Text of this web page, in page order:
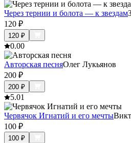
Через тернии и болота — к звездам
120 ₽
120 ₽
0.00
Авторская песняОлег Лукьянов
200 ₽
200 ₽
5.01
Червячок Игнатий и его мечты
100 ₽
100 ₽